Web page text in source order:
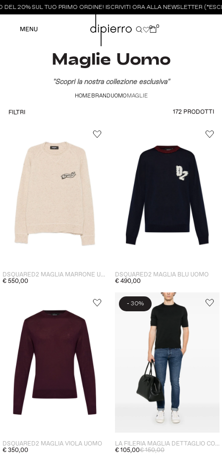
20% SUL TUO PRIMO ORDINE! ISCRIVITI ORA ALLA NEWSLETTER
MENU 0 0
Maglie Uomo
"Scopri la nostra collezione esclusiva"
HOME BRAND UOMO MAGLIE
FILTRI 172 PRODOTTI
DSQUARED2 MAGLIA MARRONE UOMO
€ 550,00
DSQUARED2 MAGLIA BLU UOMO
€ 490,00
DSQUARED2 MAGLIA VIOLA UOMO
€ 350,00
- 30%
LA FILERIA MAGLIA DETTAGLIO COSTE UOMO NERO
€ 105,00€ 150,00